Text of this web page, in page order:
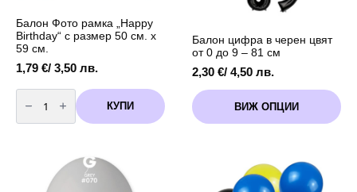
Балон Фото рамка „Happy
Birthday“ с размер 50 см. х
59 см.
1,79 €/ 3,50 лв.
количество
за
Балон
Фото
размер
КУПИ
Балон цифра в черен цвят
от 0 до 9 – 81 см
2,30 €/ 4,50 лв.
ВИЖ ОПЦИИ
This
product
has